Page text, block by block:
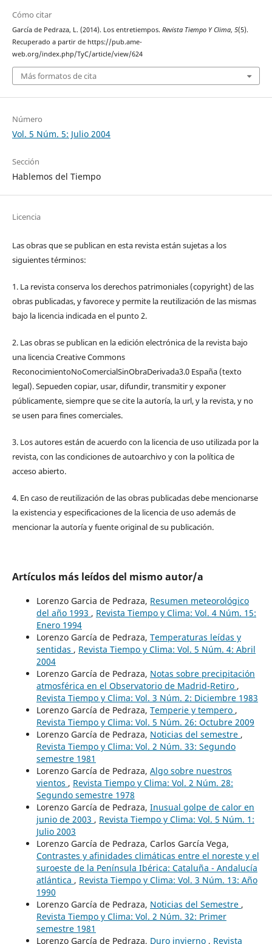
Cómo citar
García de Pedraza, L. (2014). Los entretiempos. Revista Tiempo Y Clima, 5(5).
Recuperado a partir de https://pub.ame-
web.org/index.php/TyC/article/view/624
Más formatos de cita
Número
Vol. 5 Núm. 5: Julio 2004
Sección
Hablemos del Tiempo
Licencia
Las obras que se publican en esta revista están sujetas a los
siguientes términos:
1. La revista conserva los derechos patrimoniales (copyright) de las
obras publicadas, y favorece y permite la reutilización de las mismas
bajo la licencia indicada en el punto 2.
2. Las obras se publican en la edición electrónica de la revista bajo
una licencia Creative Commons
ReconocimientoNoComercialSinObraDerivada3.0 España (texto
legal). Sepueden copiar, usar, difundir, transmitir y exponer
públicamente, siempre que se cite la autoría, la url, y la revista, y no
se usen para fines comerciales.
3. Los autores están de acuerdo con la licencia de uso utilizada por la
revista, con las condiciones de autoarchivo y con la política de
acceso abierto.
4. En caso de reutilización de las obras publicadas debe mencionarse
la existencia y especificaciones de la licencia de uso además de
mencionar la autoría y fuente original de su publicación.
Artículos más leídos del mismo autor/a
Lorenzo Garcia de Pedraza, Resumen meteorológico
del año 1993 , Revista Tiempo y Clima: Vol. 4 Núm. 15:
Enero 1994
Lorenzo García de Pedraza, Temperaturas leídas y
sentidas , Revista Tiempo y Clima: Vol. 5 Núm. 4: Abril
2004
Lorenzo García de Pedraza, Notas sobre precipitación
atmosférica en el Observatorio de Madrid-Retiro ,
Revista Tiempo y Clima: Vol. 3 Núm. 2: Diciembre 1983
Lorenzo García de Pedraza, Temperie y tempero ,
Revista Tiempo y Clima: Vol. 5 Núm. 26: Octubre 2009
Lorenzo García de Pedraza, Noticias del semestre ,
Revista Tiempo y Clima: Vol. 2 Núm. 33: Segundo
semestre 1981
Lorenzo García de Pedraza, Algo sobre nuestros
vientos , Revista Tiempo y Clima: Vol. 2 Núm. 28:
Segundo semestre 1978
Lorenzo García de Pedraza, Inusual golpe de calor en
junio de 2003 , Revista Tiempo y Clima: Vol. 5 Núm. 1:
Julio 2003
Lorenzo García de Pedraza, Carlos García Vega,
Contrastes y afinidades climáticas entre el noreste y el
suroeste de la Península Ibérica: Cataluña - Andalucía
atlántica , Revista Tiempo y Clima: Vol. 3 Núm. 13: Año
1990
Lorenzo García de Pedraza, Noticias del Semestre ,
Revista Tiempo y Clima: Vol. 2 Núm. 32: Primer
semestre 1981
Lorenzo García de Pedraza, Duro invierno , Revista